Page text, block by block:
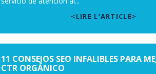
<LIRE L’ARTICLE>
11 CONSEJOS SEO INFALIBLES PARA
CTR ORGÁNICO